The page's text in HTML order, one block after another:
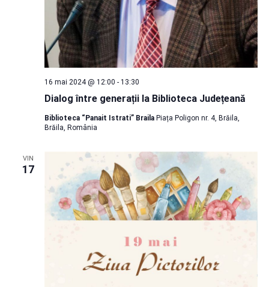
Dialog între generații la Biblioteca Județeană
16 mai 2024 @ 12:00 - 13:30
Biblioteca “Panait Istrati” Braila Piața Poligon nr. 4, Brăila,
Brăila, România
VIN
17